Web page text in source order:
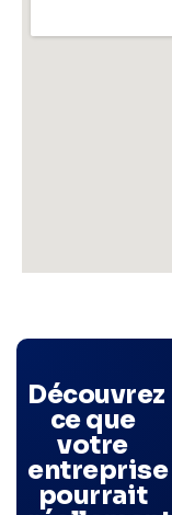
Découvrez
ce que
votre
entreprise
pourrait